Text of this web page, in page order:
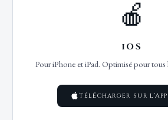
🍎
iOS
Pour iPhone et iPad. Optimisé pour tous
Télécharger sur